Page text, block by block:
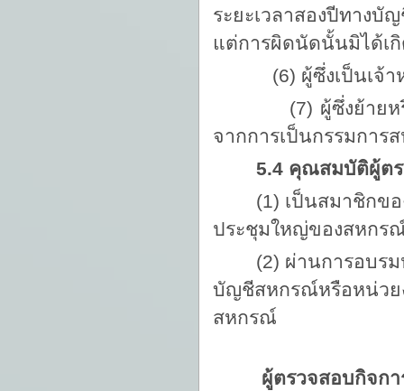
ระยะเวลาสองปีทาง
แต่การผิดนัดนั้นมิได้เ
(6) ผู้ซึ่งเป็นเจ้า
(7) ผู้ซึ่งย้ายหรือโ
จากการเป็นกรรมการ
5.4 คุณสมบัติผู้ต
(1) เป็นสมาชิกข
ประชุมใหญ่ของสหกร
(2) ผ่านการอบร
บัญชีสหกรณ์หรือหน่วย
สหกรณ์
ผู้ตรวจสอบกิจการ